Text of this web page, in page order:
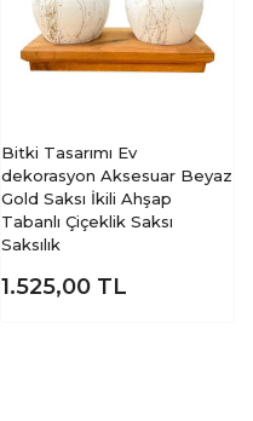
Bitki Tasarımı Ev
dekorasyon Aksesuar Beyaz
Gold Saksı İkili Ahşap
Tabanlı Çiçeklik Saksı
Saksılık
1.525,00 TL